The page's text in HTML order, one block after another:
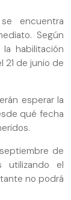
encuentra
Según
habilitación
21 de junio de
esperar la
qué fecha
de
utilizando el
no podrá